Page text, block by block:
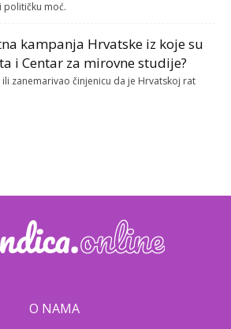
političku moć.
kampanja Hrvatske iz koje su
i Centar za mirovne studije?
ili zanemarivao činjenicu da je Hrvatskoj rat
O NAMA